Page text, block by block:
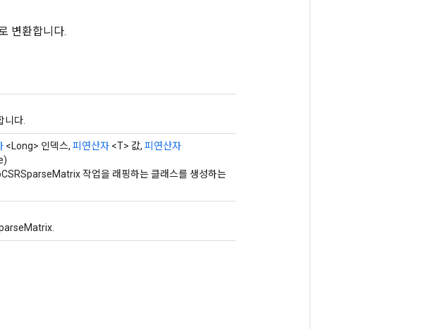
변환합니다.
니다.
<Long> 인덱스, 피연산자 <T> 값, 피연산자
작업을 래핑하는 클래스를 생성하는